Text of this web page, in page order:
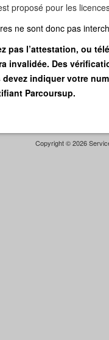
proposé pour les
ne sont donc pas
pas l’attestation, ou
invalidée. Des
devez indiquer votre
Parcoursup.
Copyright © 2026